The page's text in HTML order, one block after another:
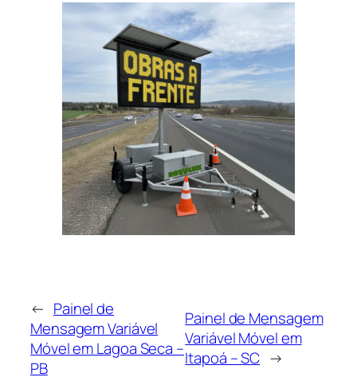
← Painel de
Mensagem Variável
Móvel em Lagoa Seca –
PB
Painel de Mensagem
Variável Móvel em
Itapoá – SC →